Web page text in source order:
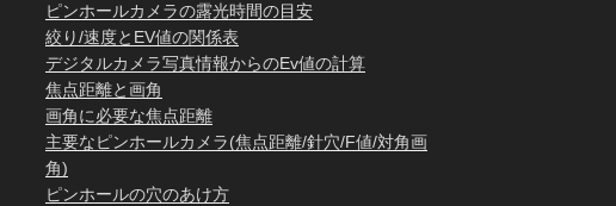
ピンホールカメラの露光時間の目安
絞り/速度とEV値の関係表
デジタルカメラ写真情報からのEv値の計算
焦点距離と画角
画角に必要な焦点距離
主要なピンホールカメラ(焦点距離/針穴/F値/対角画
角)
ピンホールの穴のあけ方